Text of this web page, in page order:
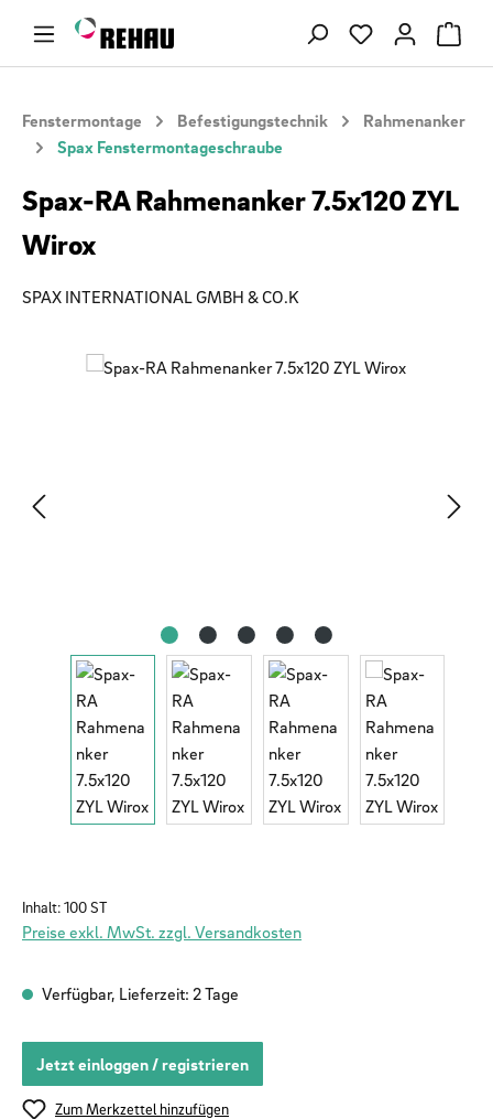
Zum Hauptinhalt springen Du hast 0
Fenstermontage Befestigungstechnik
Rahmenanker
Spax Fenstermontageschraube
Spax-RA Rahmenanker 7.5x120 ZYL
Wirox
SPAX INTERNATIONAL GMBH & CO.K
Bildergalerie überspringen
Inhalt:100 ST
Preise exkl. MwSt. zzgl. Versandkosten
Verfügbar, Lieferzeit: 2 Tage
Jetzt einloggen / registrieren
Zum Merkzettel hinzufügen